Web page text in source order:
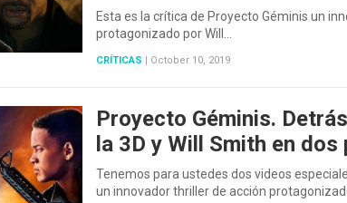
Esta es la crítica de Proyecto Géminis un
protagonizado por Will…
CRÍTICAS | October 10, 2019
Proyecto Géminis.
la 3D y Will Smith en dos
Tenemos para ustedes dos videos
un innovador thriller de acción